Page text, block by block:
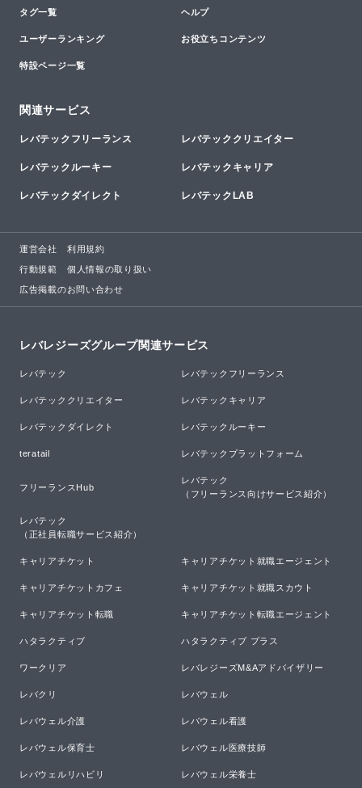
タグ一覧 ヘルプ
ユーザーランキング お役立ちコンテンツ
特設ページ一覧
関連サービス
レバテックフリーランス レバテッククリエイター
レバテックルーキー レバテックキャリア
レバテックダイレクト レバテックLAB
運営会社 利用規約
行動規範 個人情報の取り扱い
広告掲載のお問い合わせ
レバレジーズグループ関連サービス
レバテック レバテックフリーランス
レバテッククリエイター レバテックキャリア
レバテックダイレクト レバテックルーキー
teratail レバテックプラットフォーム
フリーランスHub
レバテック
（フリーランス向けサービス紹介）
レバテック
（正社員転職サービス紹介）
キャリアチケット キャリアチケット就職エージェント
キャリアチケットカフェ キャリアチケット就職スカウト
キャリアチケット転職 キャリアチケット転職エージェント
ハタラクティブ ハタラクティブ プラス
ワークリア レバレジーズM&Aアドバイザリー
レバクリ レバウェル
レバウェル介護 レバウェル看護
レバウェル保育士 レバウェル医療技師
レバウェルリハビリ レバウェル栄養士